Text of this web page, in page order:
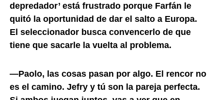
depredador’ está frustrado porque Farfán le
quitó la oportunidad de dar el salto a Europa.
El seleccionador busca convencerlo de que
tiene que sacarle la vuelta al problema.
—Paolo, las cosas pasan por algo. El rencor no
es el camino. Jefry y tú son la pareja perfecta.